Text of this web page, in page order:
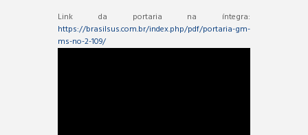
Link da portaria na íntegra:
https://brasilsus.com.br/index.php/pdf/portaria-gm-
ms-no-2-109/